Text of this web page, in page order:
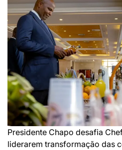
Presidente Chapo desafia
liderarem transformação das